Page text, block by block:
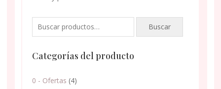
Buscar
Categorías del producto
0 - Ofertas (4)